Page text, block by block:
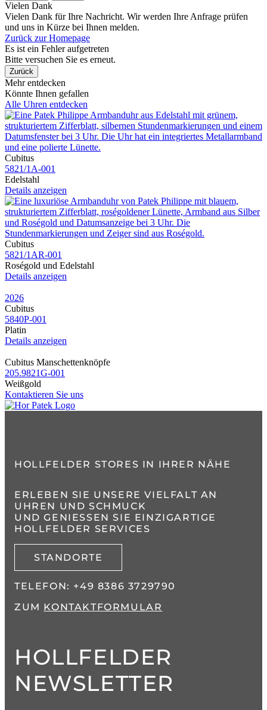
Vielen Dank
Vielen Dank für Ihre Nachricht. Wir werden Ihre Anfrage prüfen
und uns in Kürze bei Ihnen melden.
Zurück zur Homepage
Es ist ein Fehler aufgetreten
Bitte versuchen Sie es erneut.
Zurück
Mehr entdecken
Könnte Ihnen gefallen
Alle Uhren entdecken
Cubitus
5821​/1A​-001
Edelstahl
Details anzeigen
Cubitus
5821​/1AR​-001
Roségold und Edelstahl
Details anzeigen
2026
Cubitus
5840P​-001
Platin
Details anzeigen
Cubitus Manschettenknöpfe
205.9821G​-001
Weißgold
Kontaktieren Sie uns
HOLLFELDER STORES IN IHRER NÄHE
ERLEBEN SIE UNSERE VIELFALT AN
UHREN UND SCHMUCK
UND GENIESSEN SIE EINZIGARTIGE H
OLLFELDER SERVICES
STANDORTE
TELEFON: +49 8386 3729790
ZUM KONTAKTFORMULAR
HOLLFELDER
NEWSLETTER